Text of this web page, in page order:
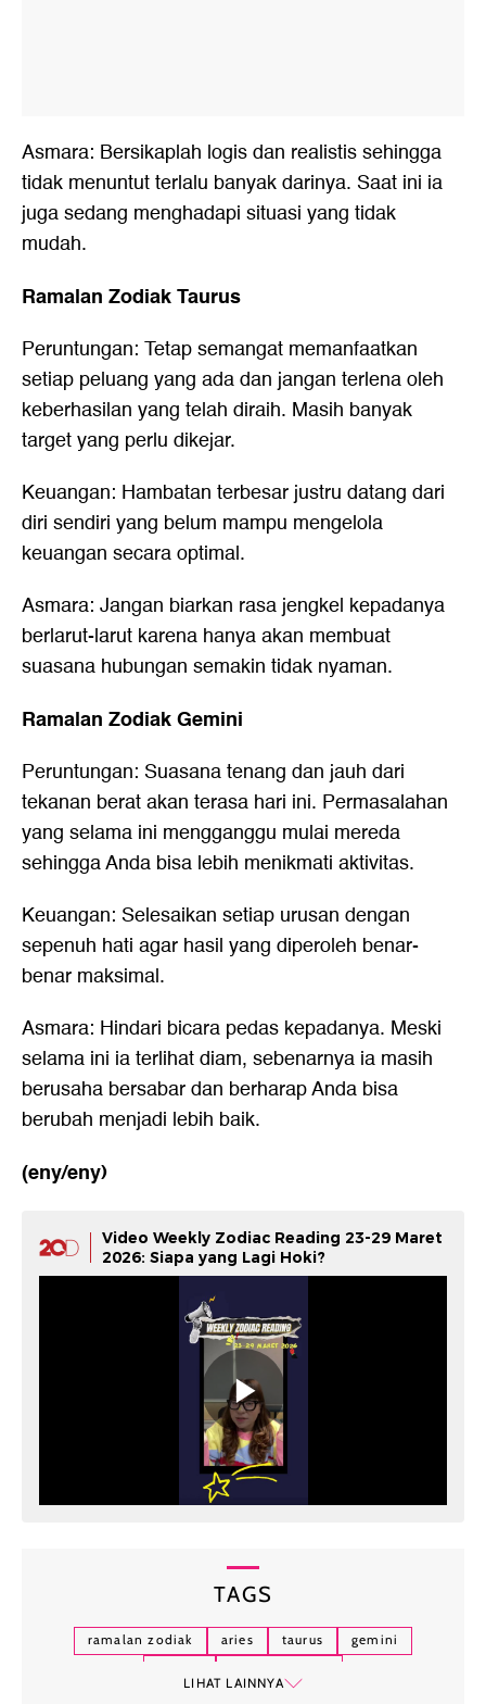
Asmara: Bersikaplah logis dan realistis sehingga
tidak menuntut terlalu banyak darinya. Saat ini ia
juga sedang menghadapi situasi yang tidak
mudah.
Ramalan Zodiak Taurus
Peruntungan: Tetap semangat memanfaatkan
setiap peluang yang ada dan jangan terlena oleh
keberhasilan yang telah diraih. Masih banyak
target yang perlu dikejar.
Keuangan: Hambatan terbesar justru datang dari
diri sendiri yang belum mampu mengelola
keuangan secara optimal.
Asmara: Jangan biarkan rasa jengkel kepadanya
berlarut-larut karena hanya akan membuat
suasana hubungan semakin tidak nyaman.
Ramalan Zodiak Gemini
Peruntungan: Suasana tenang dan jauh dari
tekanan berat akan terasa hari ini. Permasalahan
yang selama ini mengganggu mulai mereda
sehingga Anda bisa lebih menikmati aktivitas.
Keuangan: Selesaikan setiap urusan dengan
sepenuh hati agar hasil yang diperoleh benar-
benar maksimal.
Asmara: Hindari bicara pedas kepadanya. Meski
selama ini ia terlihat diam, sebenarnya ia masih
berusaha bersabar dan berharap Anda bisa
berubah menjadi lebih baik.
(eny/eny)
Video Weekly Zodiac Reading 23-29 Maret
2026: Siapa yang Lagi Hoki?
TAGS
ramalan zodiak aries taurus
gemini
LIHAT LAINNYA